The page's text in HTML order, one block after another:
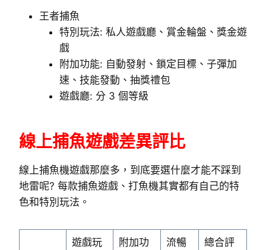
王者捕魚
特別玩法: 私人遊戲廳、賞金輪盤、獎金遊
戲
附加功能: 自動發射、鎖定目標、子彈加
速、技能發動、抽獎禮包
遊戲廳: 分 3 個等級
線上捕魚遊戲差異評比
線上捕魚機遊戲那麼多，到底要選什麼才能不踩到
地雷呢? 每款捕魚遊戲、打魚機其實都有自己的特
色和特別玩法。
遊戲玩 附加功 流暢 總合評